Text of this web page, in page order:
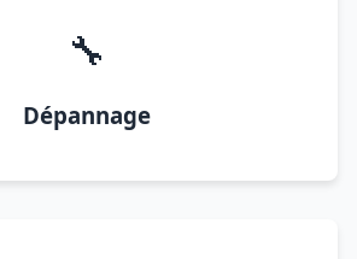
🔧
Dépannage